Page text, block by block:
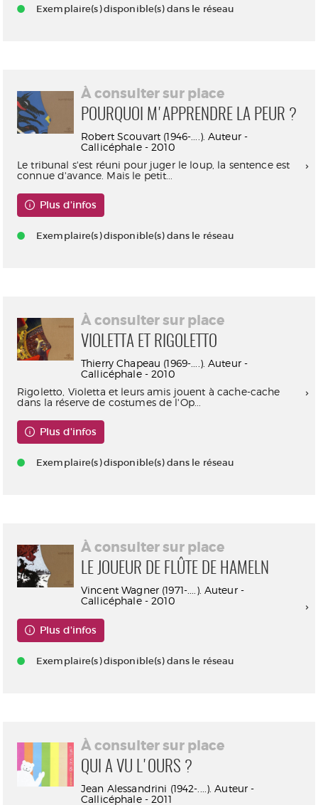
Exemplaire(s) disponible(s) dans le réseau
À consulter sur place
POURQUOI M'APPRENDRE LA PEUR ?
Robert Scouvart (1946-....). Auteur -
Callicéphale - 2010
Le tribunal s'est réuni pour juger le loup, la sentence est
connue d'avance. Mais le petit...
Plus d'infos
Exemplaire(s) disponible(s) dans le réseau
À consulter sur place
VIOLETTA ET RIGOLETTO
Thierry Chapeau (1969-....). Auteur -
Callicéphale - 2010
Rigoletto, Violetta et leurs amis jouent à cache-cache
dans la réserve de costumes de l'Op...
Plus d'infos
Exemplaire(s) disponible(s) dans le réseau
À consulter sur place
LE JOUEUR DE FLÛTE DE HAMELN
Vincent Wagner (1971-....). Auteur -
Callicéphale - 2010
Plus d'infos
Exemplaire(s) disponible(s) dans le réseau
À consulter sur place
QUI A VU L'OURS ?
Jean Alessandrini (1942-....). Auteur -
Callicéphale - 2011